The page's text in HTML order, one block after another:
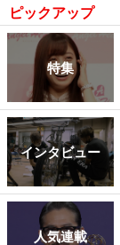
ピックアップ
特集
インタビュー
人気連載